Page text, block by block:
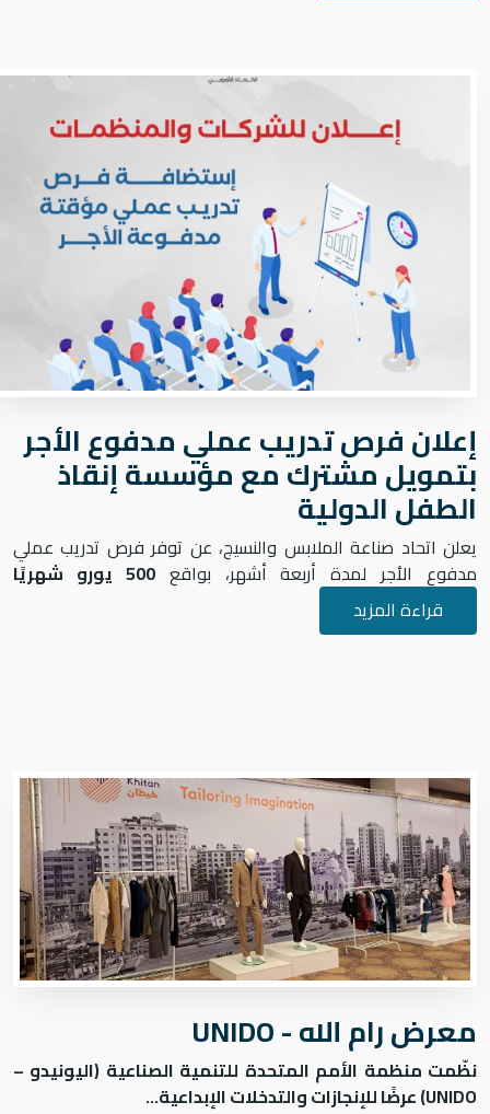
إعلان فرص تدريب عملي مدفوع الأجر
بتمويل مشترك مع مؤسسة إنقاذ
الطفل الدولية
يعلن اتحاد صناعة الملابس والنسيج، عن توفر فرص تدريب عملي
مدفوع الأجر لمدة أربعة أشهر، بواقع 500 يورو شهريًا
قراءة المزيد
ﻣﻌﺮض رام ﷲ - UNIDO
نظّمت منظمةالأمم المتحدة للتنمية الصناعية (اليونيدو –
UNIDO)عرضًا للإنجازات والتدخلات الإبداعية...